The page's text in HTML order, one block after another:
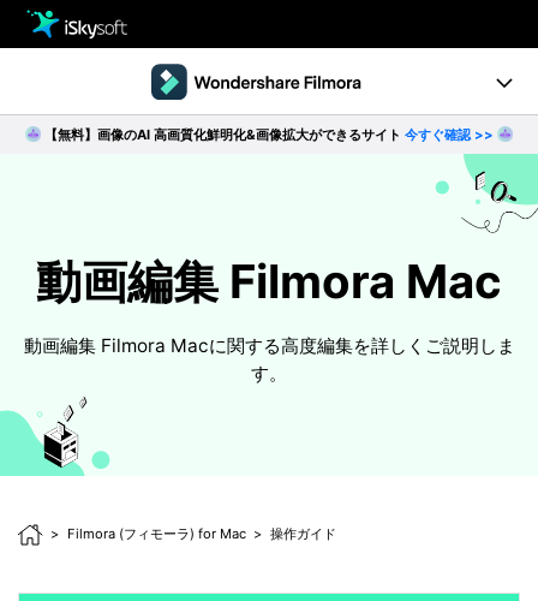
Utility
製品活用事例
サポート
製品ページ
操作ガイド
無料ダウンロード
【無料】画像のAI 高画質化鮮明化&画像拡大ができるサイト 今すぐ確認 >>
動画編集 Filmora Mac
動画編集 Filmora Macに関する高度編集を詳しくご説明しま
す。
Filmora (フィモーラ) for Mac 操作ガイド